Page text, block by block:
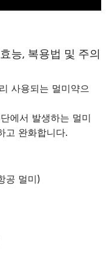
능, 복용법 및 주의
사용되는 멀미약으
에서 발생하는 멀미
고 완화합니다.
공 멀미)